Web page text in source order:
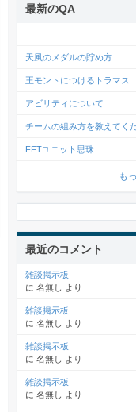
最新のQA
天風のメダルの貯め方
王モントにつけるトラマス
アビリティについて
チームの組み方を教えてく
FFTユニット思珠
も
最近のコメント
雑談掲示板
に 名無し より
雑談掲示板
に 名無し より
雑談掲示板
に 名無し より
雑談掲示板
に 名無し より